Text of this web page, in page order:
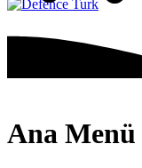
Ana Menü